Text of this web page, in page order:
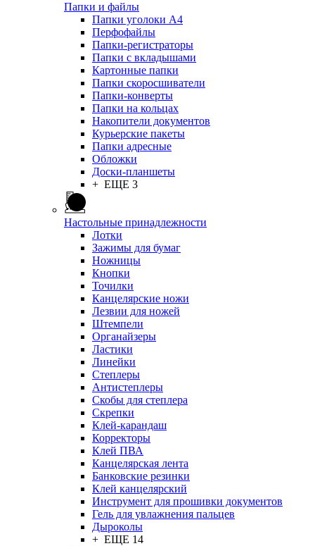
Папки и файлы
Папки уголоки А4
Перфофайлы
Папки-регистраторы
Папки с вкладышами
Картонные папки
Папки скоросшиватели
Папки-конверты
Папки на кольцах
Накопители документов
Курьерские пакеты
Папки адресные
Обложки
Доски-планшеты
+ ЕЩЕ 3
Настольные принадлежности
Лотки
Зажимы для бумаг
Ножницы
Кнопки
Точилки
Канцелярские ножи
Лезвии для ножей
Штемпели
Органайзеры
Ластики
Линейки
Степлеры
Антистеплеры
Скобы для степлера
Скрепки
Клей-карандаш
Корректоры
Клей ПВА
Канцелярская лента
Банковские резинки
Клей канцелярский
Инструмент для прошивки документов
Гель для увлажнения пальцев
Дыроколы
+ ЕЩЕ 14